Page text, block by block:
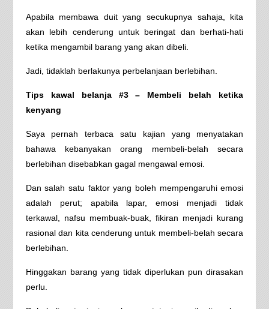
Apabila membawa duit yang secukupnya sahaja, kita
akan lebih cenderung untuk beringat dan berhati-hati
ketika mengambil barang yang akan dibeli.
Jadi, tidaklah berlakunya perbelanjaan berlebihan.
Tips kawal belanja #3 – Membeli belah ketika
kenyang
Saya pernah terbaca satu kajian yang menyatakan
bahawa kebanyakan orang membeli-belah secara
berlebihan disebabkan gagal mengawal emosi.
Dan salah satu faktor yang boleh mempengaruhi emosi
adalah perut; apabila lapar, emosi menjadi tidak
terkawal, nafsu membuak-buak, fikiran menjadi kurang
rasional dan kita cenderung untuk membeli-belah secara
berlebihan.
Hinggakan barang yang tidak diperlukan pun dirasakan
perlu.